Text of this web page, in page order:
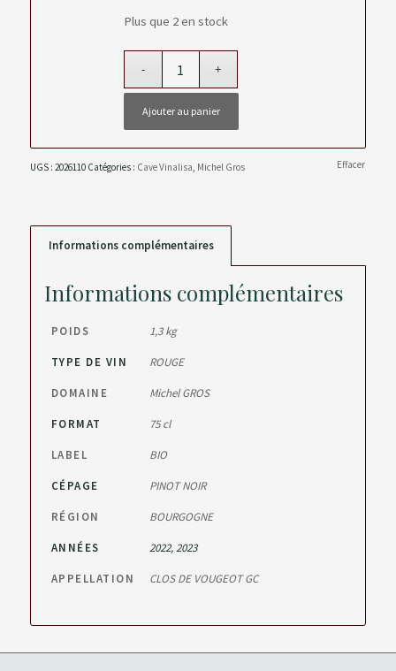
Effacer
Plus que 2 en stock
Ajouter au panier
UGS : 2026110 Catégories : Cave Vinalisa, Michel Gros
Informations complémentaires
Informations complémentaires
POIDS 1,3 kg
TYPE DE VIN ROUGE
DOMAINE Michel GROS
FORMAT 75 cl
LABEL BIO
CÉPAGE PINOT NOIR
RÉGION BOURGOGNE
ANNÉES 2022, 2023
APPELLATION CLOS DE VOUGEOT GC